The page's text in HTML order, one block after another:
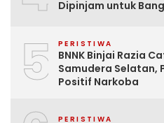
Dipinjam untuk
5 PERISTIWA
BNNK Binjai Razia
Samudera Selatan,
Positif Narkoba
PERISTIWA